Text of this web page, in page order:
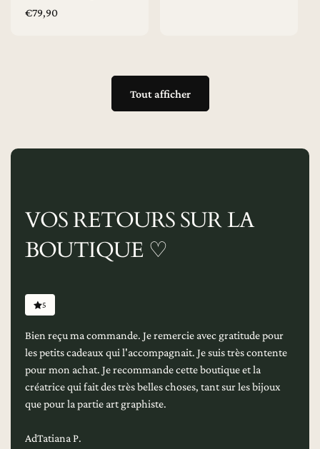
Prix
€79,90
Tout afficher
VOS RETOURS SUR LA
BOUTIQUE ♡
5
Bien reçu ma commande. Je remercie avec gratitude pour
les petits cadeaux qui l'accompagnait. Je suis très contente
pour mon achat. Je recommande cette boutique et la
créatrice qui fait des très belles choses, tant sur les bijoux
que pour la partie art graphiste.
AdTatiana P.